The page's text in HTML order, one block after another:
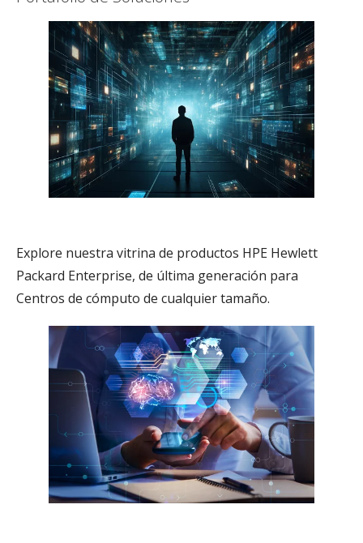
Explore nuestra vitrina de productos HPE Hewlett
Packard Enterprise, de última generación para
Centros de cómputo de cualquier tamaño.